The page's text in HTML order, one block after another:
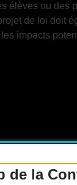
de la
élèves ou
de loi doit
impacts